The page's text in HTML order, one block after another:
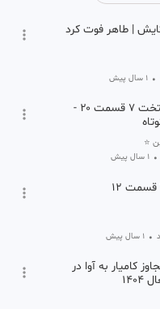
| طاهر فوت کرد
• 1 سال پیش
سریال پایتخت ۷ قسمت ۲۰ -
⭐
• 1 سال پیش
• 1 سال پیش
کامیار به آوا در